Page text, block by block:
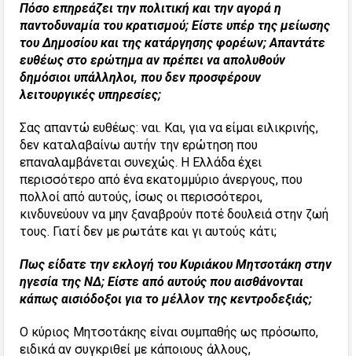
Πόσο επηρεάζει την πολιτική και την αγορά η
παντοδυναμία του κρατισμού; Είστε υπέρ της μείωσης
του Δημοσίου και της κατάργησης φορέων; Απαντάτε
ευθέως στο ερώτημα αν πρέπει να απολυθούν
δημόσιοι υπάλληλοι, που δεν προσφέρουν
λειτουργικές υπηρεσίες;
Σας απαντώ ευθέως: ναι. Και, για να είμαι ειλικρινής,
δεν καταλαβαίνω αυτήν την ερώτηση που
επαναλαμβάνεται συνεχώς. Η Ελλάδα έχει
περισσότερο από ένα εκατομμύριο άνεργους, που
πολλοί από αυτούς, ίσως οι περισσότεροι,
κινδυνεύουν να μην ξαναβρούν ποτέ δουλειά στην ζωή
τους. Γιατί δεν με ρωτάτε και γι αυτούς κάτι;
Πως είδατε την εκλογή του Κυριάκου Μητσοτάκη στην
ηγεσία της ΝΔ; Είστε από αυτούς που αισθάνονται
κάπως αισιόδοξοι για το μέλλον της κεντροδεξιάς;
Ο κύριος Μητσοτάκης είναι συμπαθής ως πρόσωπο,
ειδικά αν συγκριθεί με κάποιους άλλους,